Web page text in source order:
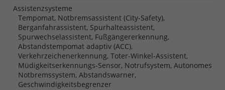
Assistenzsysteme
Tempomat, Notbremsassistent (City-Safety),
Berganfahrassistent, Spurhalteassistent,
Spurwechselassistent, Fußgängererkennung,
Abstandstempomat adaptiv (ACC),
Verkehrzeichenerkennung, Toter-Winkel-Assistent,
Müdigkeitserkennungs-Sensor, Notrufsystem, Autonomes
Notbremssystem, Abstandswarner,
Geschwindigkeitsbegrenzer